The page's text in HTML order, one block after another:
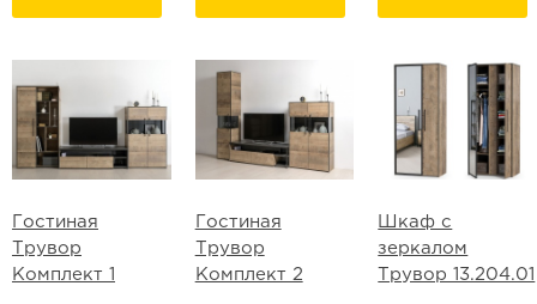
Гостиная
Трувор
Комплект 1
Гостиная
Трувор
Комплект 2
Шкаф с
зеркалом
Трувор 13.204.01